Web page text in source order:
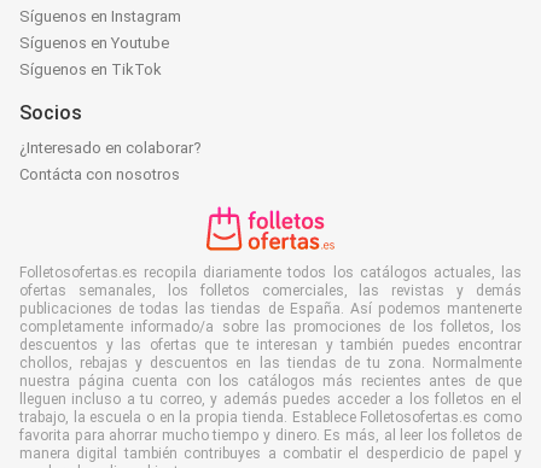
Síguenos en Instagram
Síguenos en Youtube
Síguenos en TikTok
Socios
¿Interesado en colaborar?
Contácta con nosotros
Folletosofertas.es recopila diariamente todos los catálogos actuales, las
ofertas semanales, los folletos comerciales, las revistas y demás
publicaciones de todas las tiendas de España. Así podemos mantenerte
completamente informado/a sobre las promociones de los folletos, los
descuentos y las ofertas que te interesan y también puedes encontrar
chollos, rebajas y descuentos en las tiendas de tu zona. Normalmente
nuestra página cuenta con los catálogos más recientes antes de que
lleguen incluso a tu correo, y además puedes acceder a los folletos en el
trabajo, la escuela o en la propia tienda. Establece Folletosofertas.es como
favorita para ahorrar mucho tiempo y dinero. Es más, al leer los folletos de
manera digital también contribuyes a combatir el desperdicio de papel y